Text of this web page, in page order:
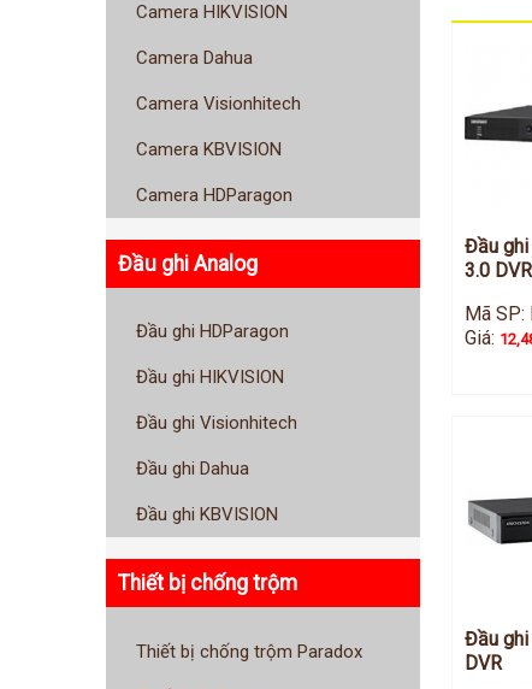
Camera HIKVISION
Camera Dahua
Camera Visionhitech
Camera KBVISION
Camera HDParagon
Đầu ghi Analog
Đầu ghi HDParagon
Đầu ghi HIKVISION
Đầu ghi Visionhitech
Đầu ghi Dahua
Đầu ghi KBVISION
Thiết bị chống trộm
Thiết bị chống trộm Paradox
Đầu ghi
3.0 DVR
Mã
Giá:
Đầu ghi
DVR